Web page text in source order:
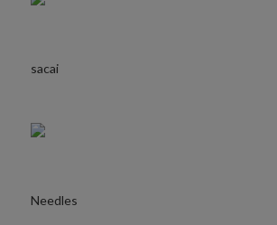
sacai
Needles